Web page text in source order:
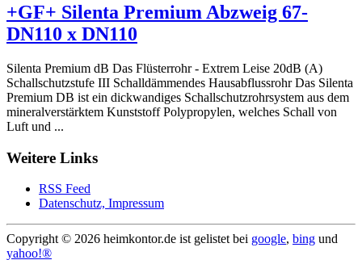
+GF+ Silenta Premium Abzweig 67-
DN110 x DN110
Silenta Premium dB Das Flüsterrohr - Extrem Leise 20dB (A)
Schallschutzstufe III Schalldämmendes Hausabflussrohr Das Silenta
Premium DB ist ein dickwandiges Schallschutzrohrsystem aus dem
mineralverstärktem Kunststoff Polypropylen, welches Schall von
Luft und ...
Weitere Links
RSS Feed
Datenschutz, Impressum
Copyright © 2026 heimkontor.de ist gelistet bei google, bing und
yahoo!®